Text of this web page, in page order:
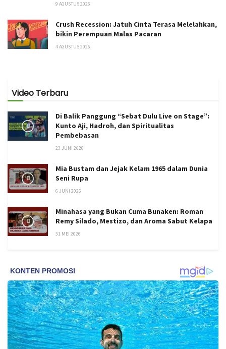
9 AGUSTUS 2026
Crush Recession: Jatuh Cinta Terasa Melelahkan,
bikin Perempuan Malas Pacaran
4 AGUSTUS 2026
Video Terbaru
Di Balik Panggung “Sebat Dulu Live on Stage”:
Kunto Aji, Hadroh, dan Spiritualitas
Pembebasan
23 JUNI 2026
Mia Bustam dan Jejak Kelam 1965 dalam Dunia
Seni Rupa
6 JUNI 2026
Minahasa yang Bukan Cuma Bunaken: Roman
Remy Silado, Mestizo, dan Aroma Sabut Kelapa
31 MEI 2026